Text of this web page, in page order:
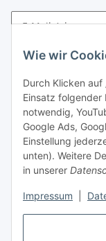
Wie wir
Durch Klicken auf
Einsatz folgender
notwendig,
Google Ads,
Einstellung
unten). Weitere
in unserer
Impressum
Informationen
Gesetzliche
Spieletreffs in